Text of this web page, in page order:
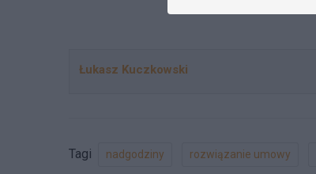
Łukasz Kuczkowski
Tagi nadgodziny rozwiązanie umowy